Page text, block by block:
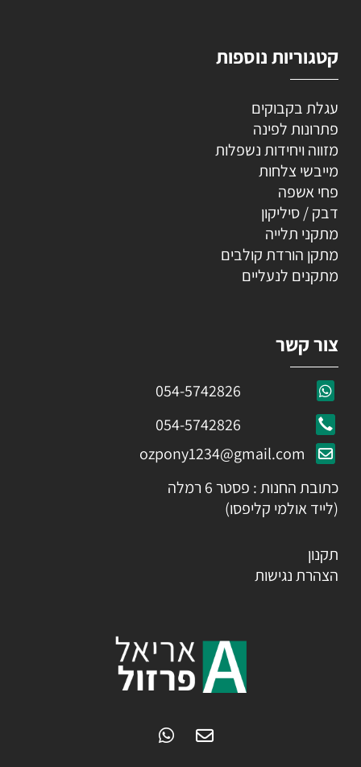
קטגוריות נוספות
עגלת בקבוקים
פתרונות לפינה
מזווה ויחידות נשפלות
מייבשי צלחות
פחי אשפה
דבק / סיליקון
מתקני תלייה
מתקן הורדת קולבים
מתקנים לנעליים
צור קשר
054-5742826
054-5742826
ozpony1234@gmail.com
כתובת החנות : פסטר 6 רמלה
(לייד אולמי קליפסו)
תקנון
הצהרת נגישות